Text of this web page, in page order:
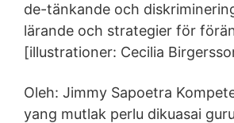
de-tänkande och
lärande och strategier för
[illustrationer: Cecilia
Oleh: Jimmy Sapoetra
yang mutlak perlu dikuasai